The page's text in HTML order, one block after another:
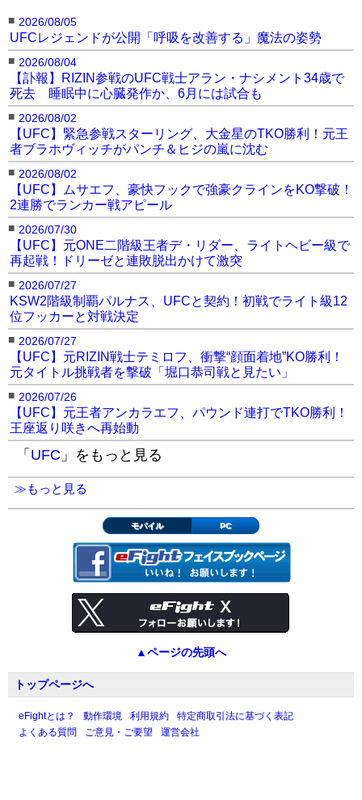
■ 2026/08/05
UFCレジェンドが公開「呼吸を改善する」魔法の姿勢
■ 2026/08/04
【訃報】RIZIN参戦のUFC戦士アラン・ナシメント34歳で
死去 睡眠中に心臓発作か、6月には試合も
■ 2026/08/02
【UFC】緊急参戦スターリング、大金星のTKO勝利！元王
者ブラホヴィッチがパンチ＆ヒジの嵐に沈む
■ 2026/08/02
【UFC】ムサエフ、豪快フックで強豪クラインをKO撃破！
2連勝でランカー戦アピール
■ 2026/07/30
【UFC】元ONE二階級王者デ・リダー、ライトヘビー級で
再起戦！ドリーゼと連敗脱出かけて激突
■ 2026/07/27
KSW2階級制覇パルナス、UFCと契約！初戦でライト級12
位フッカーと対戦決定
■ 2026/07/27
【UFC】元RIZIN戦士テミロフ、衝撃“顔面着地”KO勝利！
元タイトル挑戦者を撃破「堀口恭司戦と見たい」
■ 2026/07/26
【UFC】元王者アンカラエフ、パウンド連打でTKO勝利！
王座返り咲きへ再始動
「 UFC 」をもっと見る
≫もっと見る
モバイル PC
▲ページの先頭へ
トップページへ
eFightとは？ 動作環境 利用規約
特定商取引法に基づく表記
よくある質問
ご意見・ご要望 運営会社